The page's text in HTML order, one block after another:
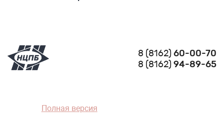
8 (8162)60-00-70
8 (8162)94-89-65
Полная версия